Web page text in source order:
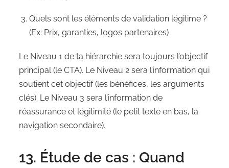
Quels sont les éléments de validation légitime ?
(Ex: Prix, garanties, logos partenaires)
Le Niveau 1 de ta hiérarchie sera toujours l’objectif
principal (le CTA). Le Niveau 2 sera l’information qui
soutient cet objectif (les bénéfices, les arguments
clés). Le Niveau 3 sera l’information de
réassurance et légitimité (le petit texte en bas, la
navigation secondaire).
13. Étude de cas : Quand